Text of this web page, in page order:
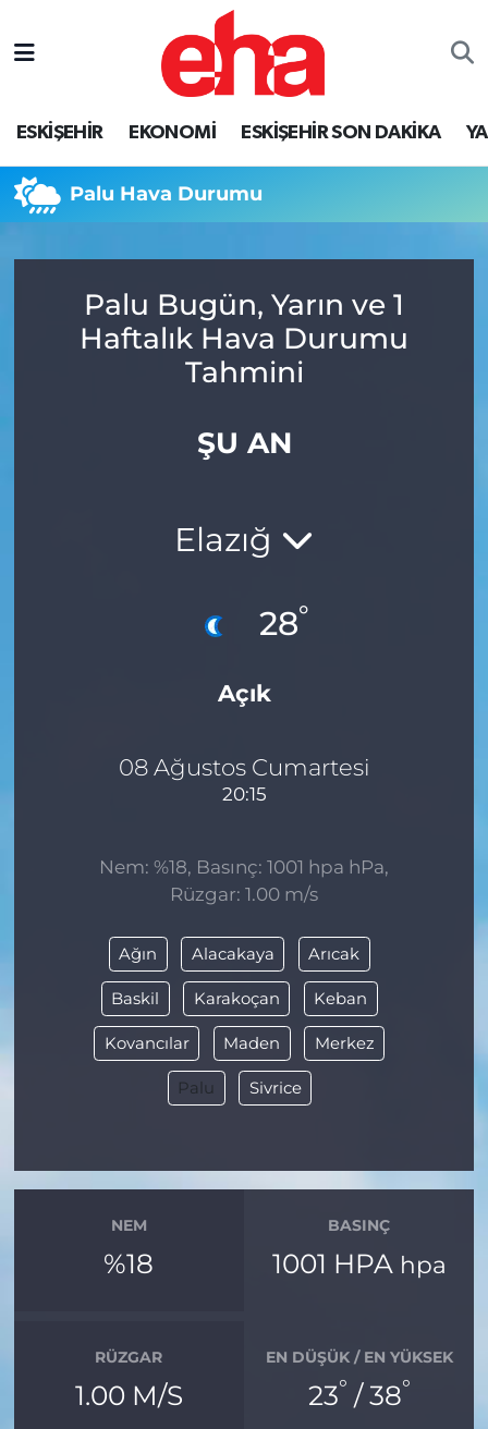
ESKİŞEHİR EKONOMİ ESKİŞEHİR SON DAKİKA
Palu Hava Durumu
Palu Bugün, Yarın ve 1
Haftalık Hava Durumu
Tahmini
ŞU AN
Elazığ
28°
Açık
08 Ağustos Cumartesi
20:15
Nem: %18, Basınç: 1001 hpa hPa,
Rüzgar: 1.00 m/s
Ağın Alacakaya Arıcak
Baskil Karakoçan Keban
Kovancılar Maden Merkez
Palu Sivrice
NEM
%18
BASINÇ
1001 HPA hpa
RÜZGAR
1.00 M/S
EN DÜŞÜK / EN YÜKSEK
23° / 38°